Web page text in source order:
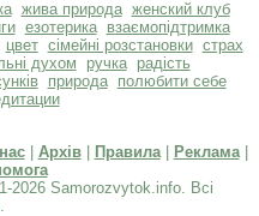
жива природа женский клуб
езотерика
взаємопідтримка
цвет сімейні розстановки страх
духом ручка
радість
природа
полюбити себе
| Архів| Правила| Реклама|
2026 Samorozvytok.info. Всі